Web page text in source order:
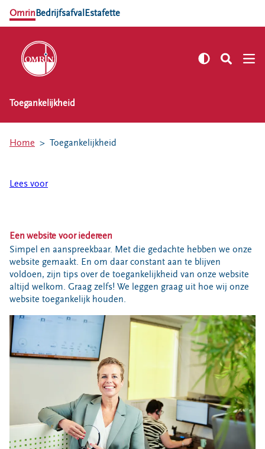
OmrinBedrijfsafval Estafette
NL EN
Afval scheiden
Kringloopspullen
Afval aanmelden
Bouwcontainer huren
Ons verhaal
Nieuws
Ontdek Omrin
Over Omrin
Reststoffen Energie Centrale
Projecten
Contact
Toegankelijkheid
Home Toegankelijkheid
Lees voor
Een website voor iedereen
Simpel en aanspreekbaar. Met die gedachte hebben we onze
website gemaakt. En om daar constant aan te blijven
voldoen, zijn tips over de toegankelijkheid van onze website
altijd welkom. Graag zelfs! We leggen graag uit hoe wij onze
website toegankelijk houden.